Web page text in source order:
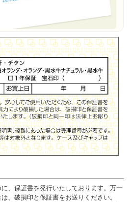
、保証書を発行いたしております。万一
、破損印と保証書をお送りください。